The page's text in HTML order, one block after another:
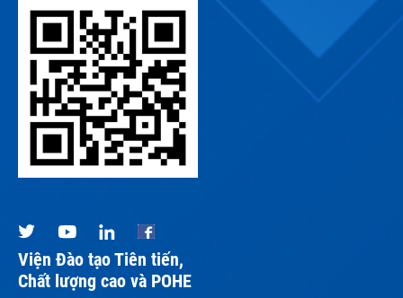
Viện Đào tạo Tiên tiến,
Chất lượng cao và POHE